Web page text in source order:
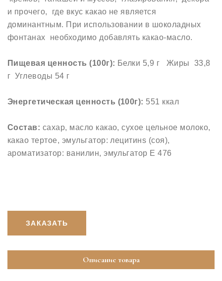
и прочего, где вкус какао не является
доминантным. При использовании в шоколадных
фонтанах необходимо добавлять какао-масло.
Пищевая ценность (100г): Белки 5,9 г Жиры 33,8
г Углеводы 54 г
Энергетическая ценность (100г): 551 ккал
Состав: сахар, масло какао, сухое цельное молоко,
какао тертое, эмульгатор: лецитинs (соя),
ароматизатор: ванилин, эмульгатор Е 476
ЗАКАЗАТЬ
Описание товара